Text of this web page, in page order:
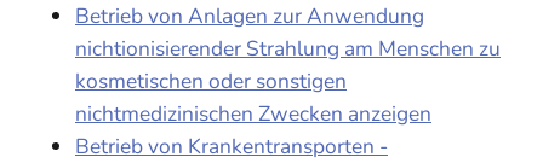
Betrieb von Anlagen zur Anwendung
nichtionisierender Strahlung am Menschen zu
kosmetischen oder sonstigen
nichtmedizinischen Zwecken anzeigen
Betrieb von Krankentransporten -